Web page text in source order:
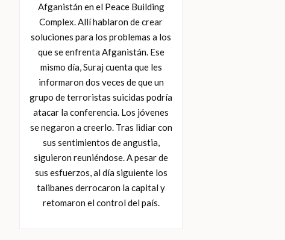
Afganistán en el Peace Building
Complex. Allí hablaron de crear
soluciones para los problemas a los
que se enfrenta Afganistán. Ese
mismo día, Suraj cuenta que les
informaron dos veces de que un
grupo de terroristas suicidas podría
atacar la conferencia. Los jóvenes
se negaron a creerlo. Tras lidiar con
sus sentimientos de angustia,
siguieron reuniéndose. A pesar de
sus esfuerzos, al día siguiente los
talibanes derrocaron la capital y
retomaron el control del país.